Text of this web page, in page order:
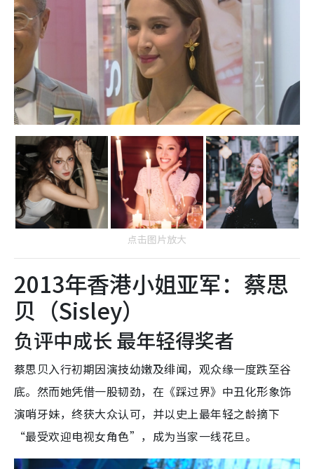
点击图片放大
2013年香港小姐亚军：蔡思
贝（Sisley）
负评中成长 最年轻得奖者
蔡思贝入行初期因演技幼嫩及绯闻，观众缘一度跌至谷
底。然而她凭借一股韧劲，在《踩过界》中丑化形象饰
演哨牙妹，终获大众认可，并以史上最年轻之龄摘下
“最受欢迎电视女角色”，成为当家一线花旦。